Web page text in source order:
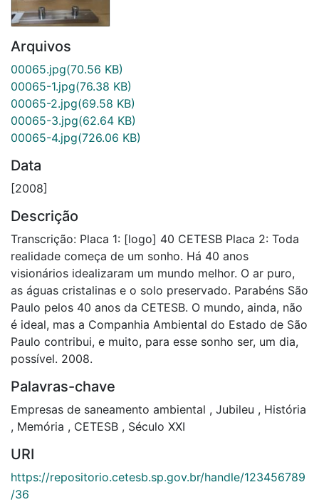
Doações/Aquisições
Fale Conosco
Arquivos
00065.jpg(70.56 KB)
00065-1.jpg(76.38 KB)
00065-2.jpg(69.58 KB)
00065-3.jpg(62.64 KB)
00065-4.jpg(726.06 KB)
Data
[2008]
Descrição
Transcrição: Placa 1: [logo] 40 CETESB Placa 2: Toda
realidade começa de um sonho. Há 40 anos
visionários idealizaram um mundo melhor. O ar puro,
as águas cristalinas e o solo preservado. Parabéns São
Paulo pelos 40 anos da CETESB. O mundo, ainda, não
é ideal, mas a Companhia Ambiental do Estado de São
Paulo contribui, e muito, para esse sonho ser, um dia,
possível. 2008.
Palavras-chave
Empresas de saneamento ambiental , Jubileu , História
, Memória , CETESB , Século XXI
URI
https://repositorio.cetesb.sp.gov.br/handle/123456789
/36